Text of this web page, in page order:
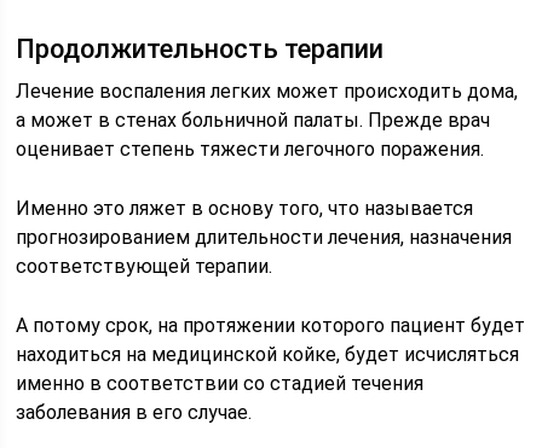
Продолжительность терапии
Лечение воспаления легких может происходить дома,
а может в стенах больничной палаты. Прежде врач
оценивает степень тяжести легочного поражения.
Именно это ляжет в основу того, что называется
прогнозированием длительности лечения, назначения
соответствующей терапии.
А потому срок, на протяжении которого пациент будет
находиться на медицинской койке, будет исчисляться
именно в соответствии со стадией течения
заболевания в его случае.